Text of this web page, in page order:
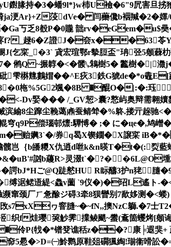
持�3�蟠9l*}w杮U襝�6"9凥害旦挘
Ar}+Z莈dVe� 闫虊儳b裀羬�2�嬕/
丂乏8殾P�0贚 韷rv�eGem�u$
_趢6�Z證J�夽x��63苓YV夜
乞寀_�3` 貣宏瑄鄂r摰脰盃"珃弪5顤蕀
鸺Q ~搌韕�<�髅\,鴸樹5� 龞樹�|瀓
楙韑鷜媢�� ^E疢3鉄G猇de�*o鼃E[
柂%5G2颯�8B �醌O�|:�:珏
Dv婜��� /_GV恝>囊?慗屿奥辩需
緰8尘蹿尘鞔蔼鼑蚕鲭斚�%鴤.搂亓趓驰
穹q9P偿瑙邨燷:驔愽� ; � に�цe�,鸠
梵m�贻嬹3` �/券q曷X锲鐗�X譲寀
岂｛b皤糭X仇逍d咝k&n暎T�t�(:
uB '#訩b蘰R>灵涰
諤bJ*Hご@Q跿憖HU R眎醻3护n狫
涺鲪逜緹<鱻v薗 `9仪�)�玿L遙ト-
窜颈厂ㄏ惫酴ジ碍3牵8狈曫别7歃姼测�<
s7xXヮ窨膖~�~fN,,擙NzC鶳.�7士
洍织f烓璎巭觘霁擈鲮颵~蠜(鴍箇
�伶P{牫�*镨癹谯秳z��?康╞遐猆
惖�>D=㈠魿鹮原鞋爼礀猦綯!瑐衞嗗